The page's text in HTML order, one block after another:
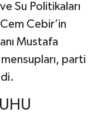
Su Politikaları
Cem Cebir’in
Mustafa
parti